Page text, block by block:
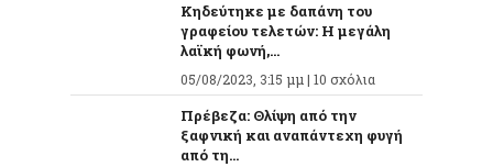
Κηδεύτηκε με δαπάνη του
γραφείου τελετών: Η μεγάλη
λαϊκή φωνή,...
05/08/2023, 3:15 μμ | 10 σχόλια
Πρέβεζα: Θλίψη από την
ξαφνική και αναπάντεχη φυγή
από τη...